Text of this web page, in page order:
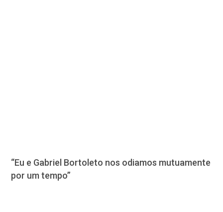
“Eu e Gabriel Bortoleto nos odiamos mutuamente
por um tempo”